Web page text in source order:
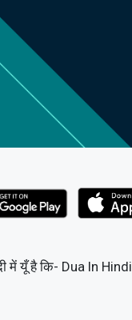
में यूँ है कि- Dua In Hindi